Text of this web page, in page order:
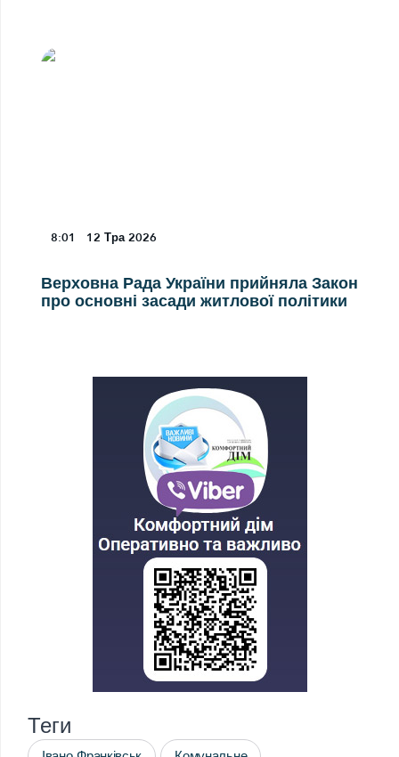
8:01 12 Тра 2026
Верховна Рада України прийняла Закон
про основні засади житлової політики
Теги